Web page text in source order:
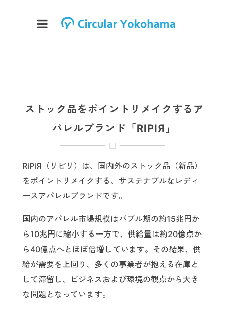
ストック品をポイントリメイクするア
パレルブランド「RIPIЯ」
RiPiЯ（リピリ）は、国内外のストック品（新品）
をポイントリメイクする、サステナブルなレディ
ースアパレルブランドです。
国内のアパレル市場規模はバブル期の約15兆円か
ら10兆円に縮小する一方で、供給量は約20億点か
ら40億点へとほぼ倍増しています。その結果、供
給が需要を上回り、多くの事業者が抱える在庫と
して滞留し、ビジネスおよび環境の観点から大き
な問題となっています。